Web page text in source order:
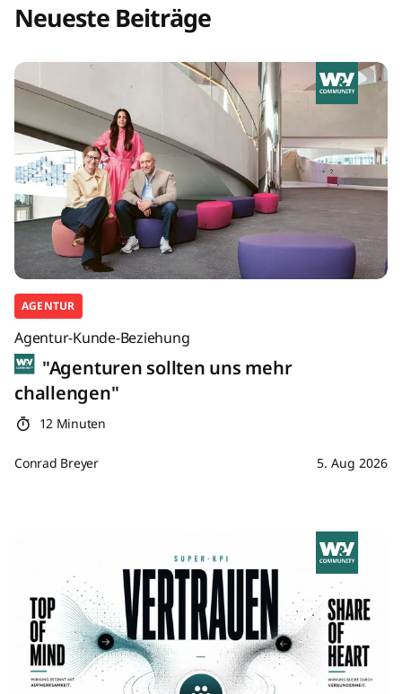
Neueste Beiträge
AGENTUR
Agentur-Kunde-Beziehung
"Agenturen sollten uns mehr
challengen"
12 Minuten
Conrad Breyer 5. Aug 2026